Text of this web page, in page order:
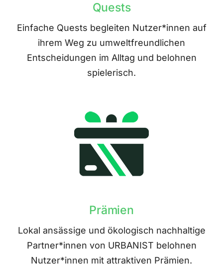
Quests
Einfache Quests begleiten Nutzer*innen auf
ihrem Weg zu umweltfreundlichen
Entscheidungen im Alltag und belohnen
spielerisch.
Prämien
Lokal ansässige und ökologisch nachhaltige
Partner*innen von URBANIST belohnen
Nutzer*innen mit attraktiven Prämien.